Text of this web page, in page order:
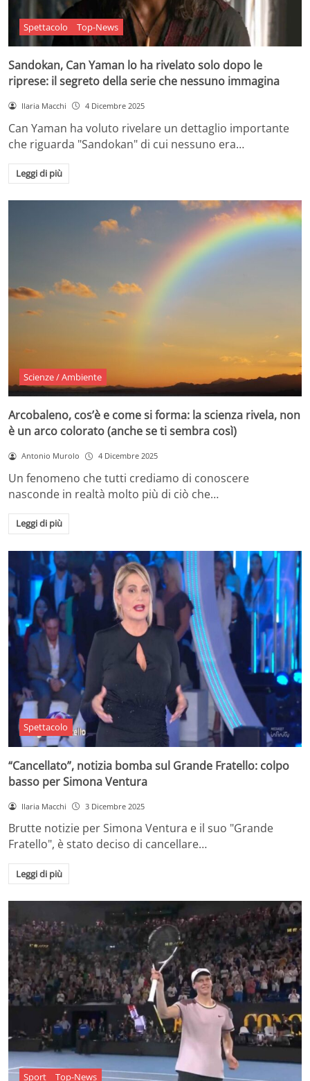
Spettacolo Top-News
Sandokan, Can Yaman lo ha rivelato solo dopo le
riprese: il segreto della serie che nessuno immagina
Ilaria Macchi 4 Dicembre 2025
Can Yaman ha voluto rivelare un dettaglio importante
che riguarda "Sandokan" di cui nessuno era…
Leggi di più
Scienze / Ambiente
Arcobaleno, cos’è e come si forma: la scienza rivela, non
è un arco colorato (anche se ti sembra così)
Antonio Murolo 4 Dicembre 2025
Un fenomeno che tutti crediamo di conoscere
nasconde in realtà molto più di ciò che…
Leggi di più
Spettacolo
“Cancellato”, notizia bomba sul Grande Fratello: colpo
basso per Simona Ventura
Ilaria Macchi 3 Dicembre 2025
Brutte notizie per Simona Ventura e il suo "Grande
Fratello", è stato deciso di cancellare…
Leggi di più
Sport Top-News